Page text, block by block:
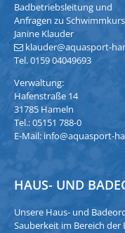
Badbetriebsleitung und
Anfragen zu
Janine Klauder
klauder@aquasport-
Tel. 0159 04049693
Verwaltung:
Hafenstraße 14
31785 Hameln
Tel.: 05151 788-0
E-Mail: info@aquasport-
HAUS- UND
Unsere Haus- und
Sauberkeit im Bereich